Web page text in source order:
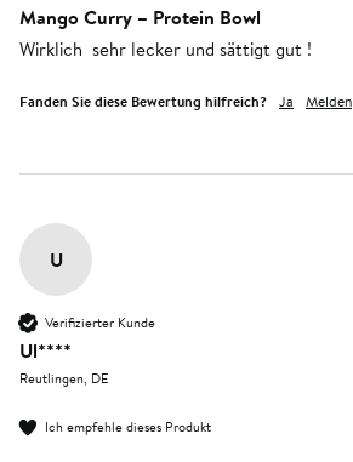
Mango Curry – Protein Bowl
Wirklich  sehr lecker und sättigt gut !
Fanden Sie diese Bewertung hilfreich? Ja Melden
U
Verifizierter Kunde
Ul****
Reutlingen, DE
Ich empfehle dieses Produkt